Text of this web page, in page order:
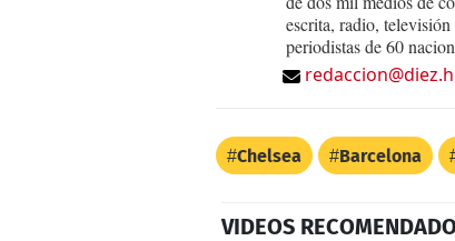
escrita, radio,
periodistas de 60
Chelsea Barcelona
VIDEOS